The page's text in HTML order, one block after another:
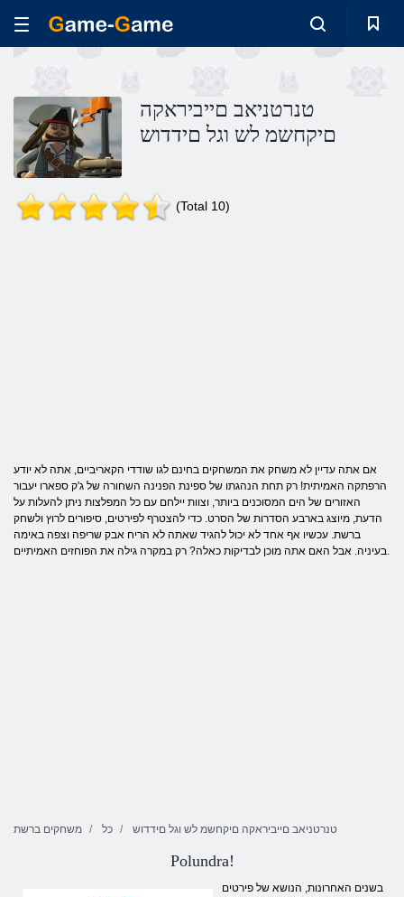
טנרטניאב םייביראקה
םיקחשמ לש וגל םידדוש
(Total 10)
אם אתה עדיין לא משחק את המשחקים בחינם לגו שודדי הקאריביים, אתה לא יודע
הרפתקה האמיתית! רק תחת הנהגתו של ספינת הפנינה השחורה של ג'ק ספארו יעבור
האזורים של הים המסוכנים ביותר, וצוות יילחם עם כל המפלצות ניתן להעלות על
הדעת, מיוצג בארבע הסדרות של הסרט. כדי להצטרף לפירטים, סיפורים לרוץ ולשחק
ברשת. עכשיו אף אחד לא יכול להגיד שאתה לא הריח אבק שריפה וצפה באימה
בעיניה. אבל האם אתה מוכן לבדיקות כאלה? רק במקרה גילה את הפוחזים האמיתיים.
משחקים ברשת כל טנרטניאב םייביראקה םיקחשמ לש וגל םידדוש
Polundra!
בשנים האחרונות, הנושא של פירטים